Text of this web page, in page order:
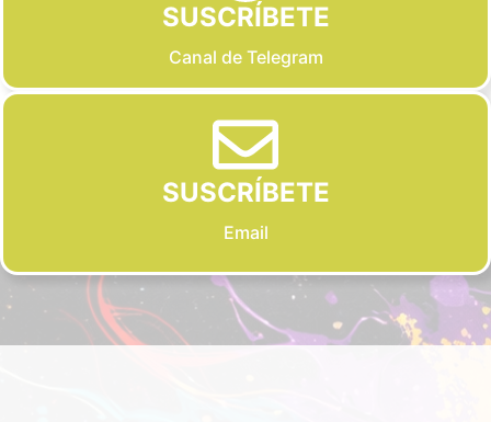
SUSCRÍBETE
Canal de Telegram
SUSCRÍBETE
Email